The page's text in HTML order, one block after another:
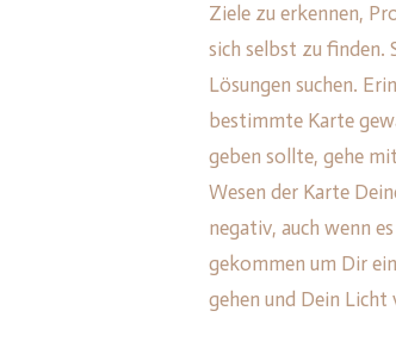
Ziele zu erkennen,
sich selbst zu finden.
Lösungen suchen.
bestimmte Karte
geben sollte, gehe
Wesen der Karte
negativ, auch wenn
gekommen um Dir
gehen und Dein Licht